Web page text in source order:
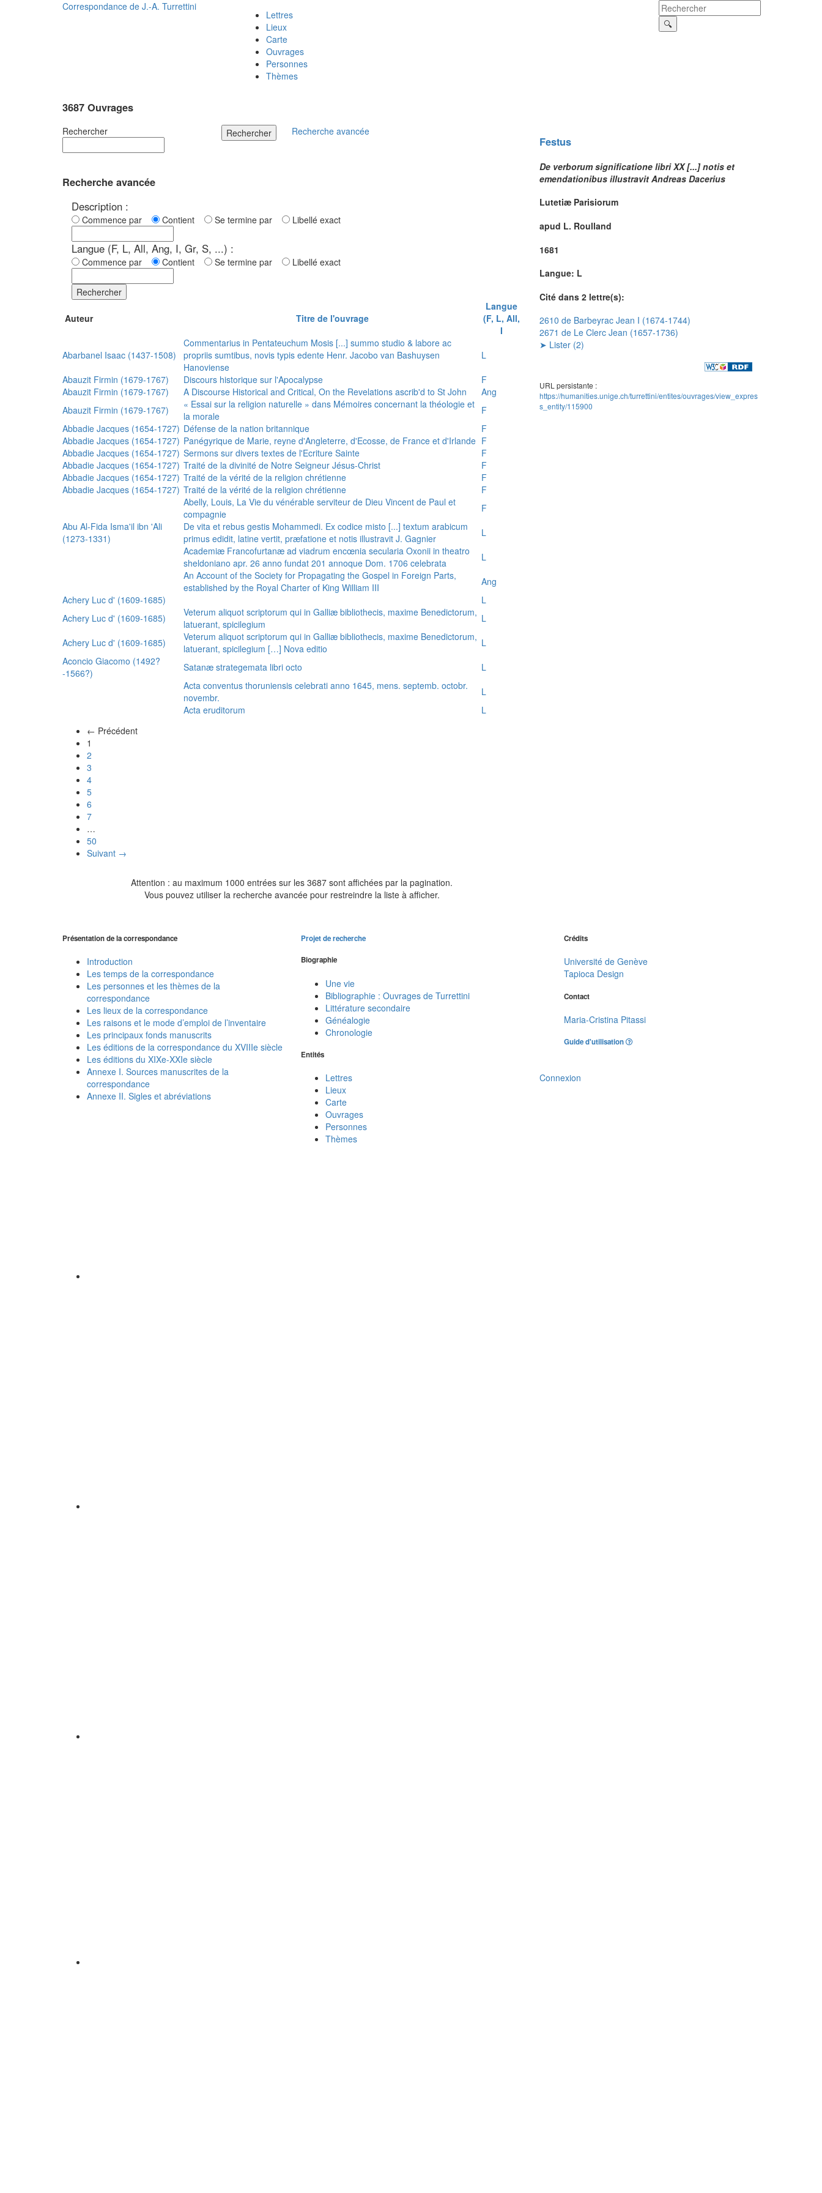
Correspondance de J.-A. Turrettini
Lettres
Lieux
Carte
Ouvrages
Personnes
Thèmes
3687 Ouvrages
Rechercher Rechercher Recherche avancée
Recherche avancée
Description :
Commence par Contient Se termine par Libellé exact
Langue (F, L, All, Ang, I, Gr, S, ...) :
Commence par Contient Se termine par Libellé exact
Rechercher
Auteur Titre de l'ouvrage
Langue
(F, L, All,
I
Abarbanel Isaac (1437-1508)
Commentarius in Pentateuchum Mosis [...] summo studio & labore ac
propriis sumtibus, novis typis edente Henr. Jacobo van Bashuysen
Hanoviense
L
Abauzit Firmin (1679-1767)
Discours historique sur l'Apocalypse
F
Abauzit Firmin (1679-1767)
A Discourse Historical and Critical, On the Revelations ascrib'd to St John
Ang
Abauzit Firmin (1679-1767)
« Essai sur la religion naturelle » dans Mémoires concernant la théologie et
la morale
F
Abbadie Jacques (1654-1727) Défense de la nation britannique
F
Abbadie Jacques (1654-1727) Panégyrique de Marie, reyne d'Angleterre, d'Ecosse, de France et d'Irlande F
Abbadie Jacques (1654-1727) Sermons sur divers textes de l'Ecriture Sainte
F
Abbadie Jacques (1654-1727) Traité de la divinité de Notre Seigneur Jésus-Christ
F
Abbadie Jacques (1654-1727) Traité de la vérité de la religion chrétienne
F
Abbadie Jacques (1654-1727) Traité de la vérité de la religion chrétienne
F
Abelly, Louis, La Vie du vénérable serviteur de Dieu Vincent de Paul et
compagnie
F
Abu Al-Fida Isma'il ibn 'Ali
(1273-1331)
De vita et rebus gestis Mohammedi. Ex codice misto [...] textum arabicum
primus edidit, latine vertit, præfatione et notis illustravit J. Gagnier
L
Academiæ Francofurtanæ ad viadrum encœnia secularia Oxonii in theatro
sheldoniano apr. 26 anno fundat 201 annoque Dom. 1706 celebrata
L
An Account of the Society for Propagating the Gospel in Foreign Parts,
established by the Royal Charter of King William III
Ang
Achery Luc d' (1609-1685)
L
Achery Luc d' (1609-1685)
Veterum aliquot scriptorum qui in Galliæ bibliothecis, maxime Benedictorum,
latuerant, spicilegium
L
Achery Luc d' (1609-1685)
Veterum aliquot scriptorum qui in Galliæ bibliothecis, maxime Benedictorum,
latuerant, spicilegium […] Nova editio
L
Aconcio Giacomo (1492?
-1566?)
Satanæ strategemata libri octo
L
Acta conventus thoruniensis celebrati anno 1645, mens. septemb. octobr.
novembr.
L
Acta eruditorum
L
← Précédent
1
2
3
4
5
6
7
…
50
Suivant →
Attention : au maximum 1000 entrées sur les 3687 sont affichées par la pagination.
Vous pouvez utiliser la recherche avancée pour restreindre la liste à afficher.
Festus
De verborum significatione libri XX [...] notis et
emendationibus illustravit Andreas Dacerius
Lutetiæ Parisiorum
apud L. Roulland
1681
Langue: L
Cité dans 2 lettre(s):
2610 de Barbeyrac Jean I (1674-1744)
2671 de Le Clerc Jean (1657-1736)
➤ Lister (2)
URL persistante :
https://humanities.unige.ch/turrettini/entites/ouvrages/view_expres
s_entity/115900
Présentation de la correspondance
Introduction
Les temps de la correspondance
Les personnes et les thèmes de la
correspondance
Les lieux de la correspondance
Les raisons et le mode d’emploi de l’inventaire
Les principaux fonds manuscrits
Les éditions de la correspondance du XVIIIe siècle
Les éditions du XIXe-XXIe siècle
Annexe I. Sources manuscrites de la
correspondance
Annexe II. Sigles et abréviations
Projet de recherche
Biographie
Une vie
Bibliographie : Ouvrages de Turrettini
Littérature secondaire
Généalogie
Chronologie
Entités
Lettres
Lieux
Carte
Ouvrages
Personnes
Thèmes
Crédits
Université de Genève
Tapioca Design
Contact
Maria-Cristina Pitassi
Guide d'utilisation
Connexion